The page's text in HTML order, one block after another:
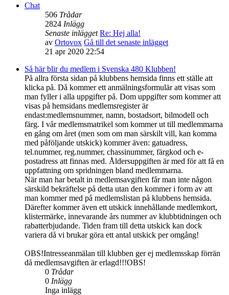
Chat
506 Trådar
2824 Inlägg
Senaste inlägget Re: Hej alla!
av Ortovox Gå till det senaste inlägget
21 apr 2020 22:54
Så här blir du medlem i Svenska 480 Klubben!
På allra första sidan på klubbens hemsida finns ett ställe att
klicka på. Då kommer ett anmälningsformulär att visas som
man fyller i alla uppgifter på. Dom uppgifter som kommer att
visas på hemsidans medlemsregister är
endast:medlemsnummer, namn, bostadsort, bilmodell och
färg. I vår medlemsmatrikel som kommer ut till medlemmarna
en gång om året (men som om man särskilt vill, kan komma
med påföljande utskick) kommer även: gatuadress,
tel.nummer, reg.nummer, chassinummer, färgkod och e-
postadress att finnas med. Åldersuppgiften är med för att få en
uppfattning om spridningen bland medlemmarna.
När man har betalt in medlemsavgiften får man inte någon
särskild bekräftelse på detta utan den kommer i form av att
man kommer med på medlemslistan på klubbens hemsida.
Därefter kommer även ett utskick innehållande medlemkort,
klistermärke, innevarande års nummer av klubbtidningen och
rabatterbjudande. Tiden fram till detta utskick kan dock
variera då vi brukar göra ett antal utskick per omgång!
OBS!Intresseanmälan till klubben ger ej medlemsskap förrän
då medlemsavgiften är erlagd!!!OBS!
0 Trådar
0 Inlägg
Inga inlägg